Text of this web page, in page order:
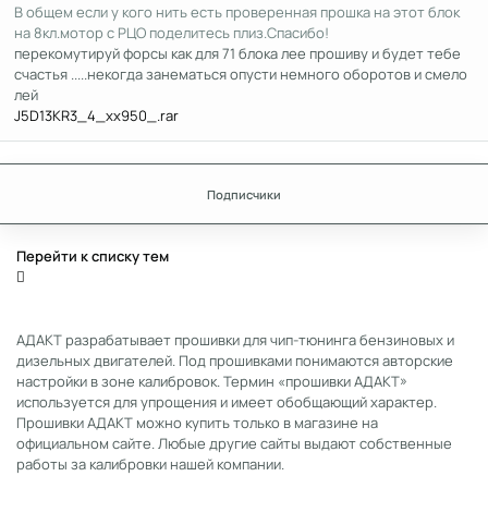
В общем если у кого нить есть проверенная прошка на этот блок
на 8кл.мотор с РЦО поделитесь плиз.Спасибо!
перекомутируй форсы как для 71 блока лее прошиву и будет тебе
счастья .....некогда занематься опусти немного оборотов и смело
лей
J5D13KR3_4_xx950_.rar
Подписчики
Перейти к списку тем
АДАКТ разрабатывает прошивки для чип-тюнинга бензиновых и
дизельных двигателей. Под прошивками понимаются авторские
настройки в зоне калибровок. Термин «прошивки АДАКТ»
используется для упрощения и имеет обобщающий характер.
Прошивки АДАКТ можно купить только в магазине на
официальном сайте. Любые другие сайты выдают собственные
работы за калибровки нашей компании.